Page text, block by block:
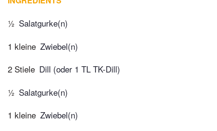
½ Salatgurke(n)
1 kleine Zwiebel(n)
2 Stiele Dill (oder 1 TL TK-Dill)
½ Salatgurke(n)
1 kleine Zwiebel(n)